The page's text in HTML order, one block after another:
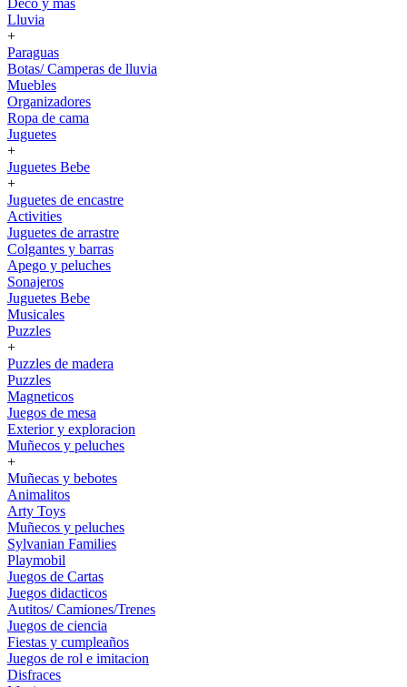
Deco y más
Lluvia
+
Paraguas
Botas/ Camperas de lluvia
Muebles
Organizadores
Ropa de cama
Juguetes
+
Juguetes Bebe
+
Juguetes de encastre
Activities
Juguetes de arrastre
Colgantes y barras
Apego y peluches
Sonajeros
Juguetes Bebe
Musicales
Puzzles
+
Puzzles de madera
Puzzles
Magneticos
Juegos de mesa
Exterior y exploracion
Muñecos y peluches
+
Muñecas y bebotes
Animalitos
Arty Toys
Muñecos y peluches
Sylvanian Families
Playmobil
Juegos de Cartas
Juegos didacticos
Autitos/ Camiones/Trenes
Juegos de ciencia
Fiestas y cumpleaños
Juegos de rol e imitacion
Disfraces